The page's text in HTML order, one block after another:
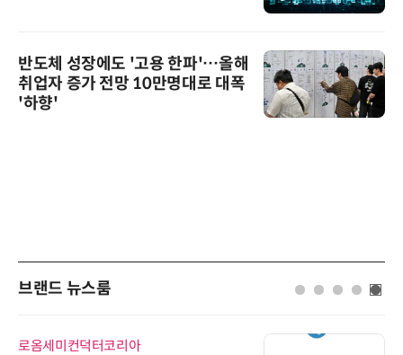
반도체 성장에도 '고용 한파'…올해
취업자 증가 전망 10만명대로 대폭
'하향'
브랜드 뉴스룸
로옴세미컨덕터코리아